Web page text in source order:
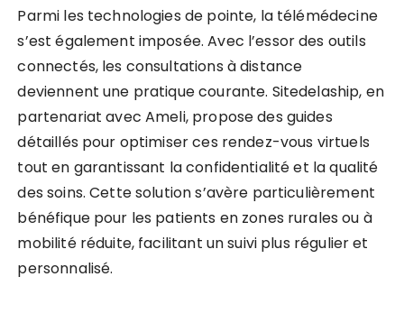
Parmi les technologies de pointe, la télémédecine
s’est également imposée. Avec l’essor des outils
connectés, les consultations à distance
deviennent une pratique courante. Sitedelaship, en
partenariat avec Ameli, propose des guides
détaillés pour optimiser ces rendez-vous virtuels
tout en garantissant la confidentialité et la qualité
des soins. Cette solution s’avère particulièrement
bénéfique pour les patients en zones rurales ou à
mobilité réduite, facilitant un suivi plus régulier et
personnalisé.